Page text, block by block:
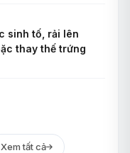
sinh tố, rải lên
thay thế trứng
Xem tất cả